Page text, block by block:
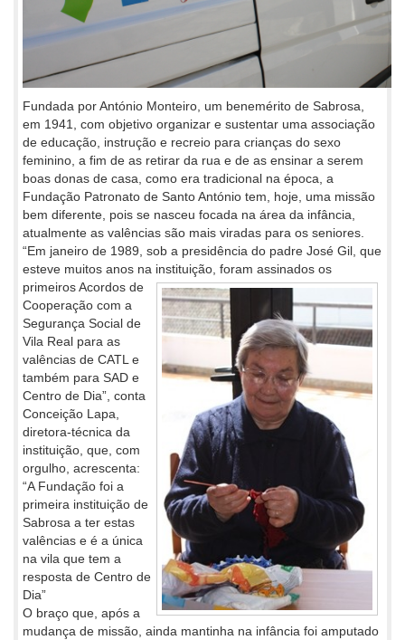
Fundada por António Monteiro, um benemérito de Sabrosa,
em 1941, com objetivo organizar e sustentar uma associação
de educação, instrução e recreio para crianças do sexo
feminino, a fim de as retirar da rua e de as ensinar a serem
boas donas de casa, como era tradicional na época, a
Fundação Patronato de Santo António tem, hoje, uma missão
bem diferente, pois se nasceu focada na área da infância,
atualmente as valências são mais viradas para os seniores.
“Em janeiro de 1989, sob a presidência do padre José Gil, que
esteve muitos anos na instituição, foram assinados os
primeiros Acordos de
Cooperação com a
Segurança Social de
Vila Real para as
valências de CATL e
também para SAD e
Centro de Dia”, conta
Conceição Lapa,
diretora-técnica da
instituição, que, com
orgulho, acrescenta:
“A Fundação foi a
primeira instituição de
Sabrosa a ter estas
valências e é a única
na vila que tem a
resposta de Centro de
Dia”
O braço que, após a
mudança de missão, ainda mantinha na infância foi amputado